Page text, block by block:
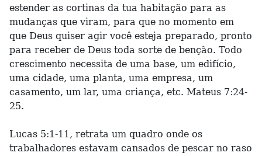
estender as cortinas da tua habitação para as
mudanças que viram, para que no momento em
que Deus quiser agir você esteja preparado, pronto
para receber de Deus toda sorte de benção. Todo
crescimento necessita de uma base, um edifício,
uma cidade, uma planta, uma empresa, um
casamento, um lar, uma criança, etc. Mateus 7:24-
25.
Lucas 5:1-11, retrata um quadro onde os
trabalhadores estavam cansados de pescar no raso